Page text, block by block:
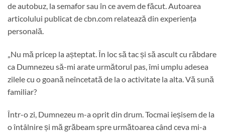
de autobuz, la semafor sau în ce avem de făcut. Autoarea
articolului publicat de cbn.com relatează din experiența
personală.
„Nu mă pricep la așteptat. În loc să tac și să ascult cu răbdare
ca Dumnezeu să-mi arate următorul pas, îmi umplu adesea
zilele cu o goană neîncetată de la o activitate la alta. Vă sună
familiar?
Într-o zi, Dumnezeu m-a oprit din drum. Tocmai ieșisem de la
o întâlnire și mă grăbeam spre următoarea când ceva mi-a